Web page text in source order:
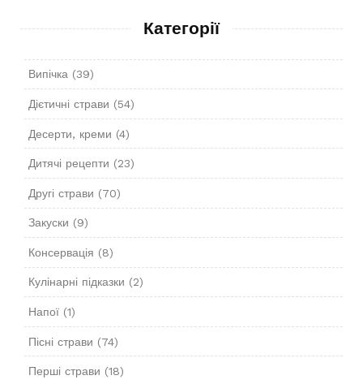
Категорії
Випічка(39)
Дієтичні страви (54)
Десерти, креми (4)
Дитячі рецепти (23)
Другі страви (70)
Закуски (9)
Консервація (8)
Кулінарні підказки (2)
Напої(1)
Пісні страви (74)
Перші страви (18)